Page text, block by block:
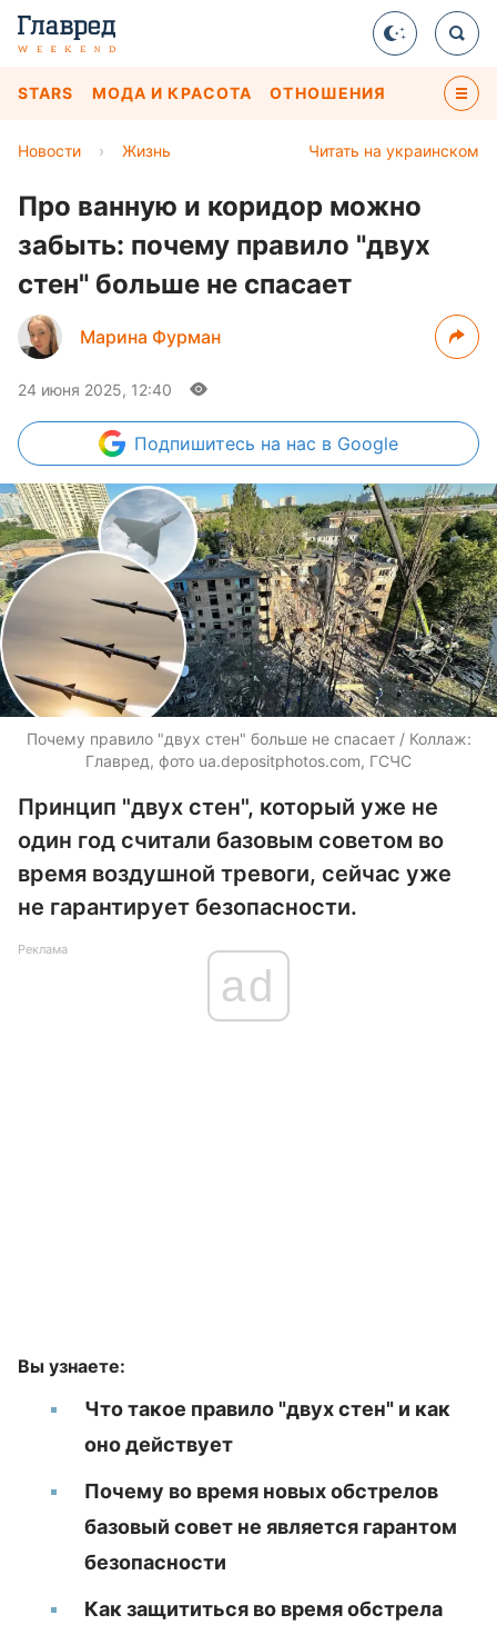
STARS МОДА И КРАСОТА ОТНОШЕНИЯ
Читать на украинском
Новости › Жизнь
Про ванную и коридор можно
забыть: почему правило "двух
стен" больше не спасает
Марина Фурман
24 июня 2025, 12:40
Подпишитесь на нас в Google
Почему правило "двух стен" больше не спасает / Коллаж:
Главред, фото ua.depositphotos.com, ГСЧС
Принцип "двух стен", который уже не
один год считали базовым советом во
время воздушной тревоги, сейчас уже
не гарантирует безопасности.
Реклама
ad
Вы узнаете:
Что такое правило "двух стен" и как
оно действует
Почему во время новых обстрелов
базовый совет не является гарантом
безопасности
Как защититься во время обстрела